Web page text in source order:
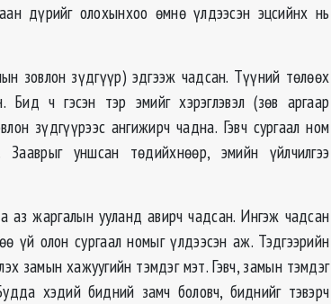
дүрийг олохынхоо өмнө үлдээсэн эцсийнх нь
зовлон зүдгүүр) эдгээж чадсан. Түүний төлөөх
ч гэсэн тэр эмийг хэрэглэвэл (зөв аргаар
зүдгүүрээс ангижирч чадна. Гэвч сургаал ном
уншсан төдийхнөөр, эмийн үйлчилгээ
аз жаргалын ууланд авирч чадсан. Ингэж чадсан
үй олон сургаал номыг үлдээсэн аж. Тэдгээрийн
замын хажуугийн тэмдэг мэт. Гэвч, замын тэмдэг
хэдий бидний замч боловч, биднийг тэвэрч